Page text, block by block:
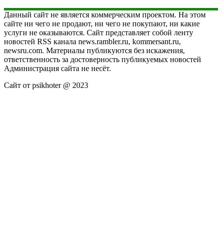
Данный сайт не является коммерческим проектом. На этом
сайте ни чего не продают, ни чего не покупают, ни какие
услуги не оказываются. Сайт представляет собой ленту
новостей RSS канала news.rambler.ru, kommersant.ru,
newsru.com. Материалы публикуются без искажения,
ответственность за достоверность публикуемых новостей
Администрация сайта не несёт.
Сайт от psikhoter @ 2023